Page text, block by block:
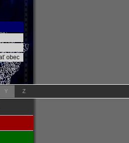
Y Z